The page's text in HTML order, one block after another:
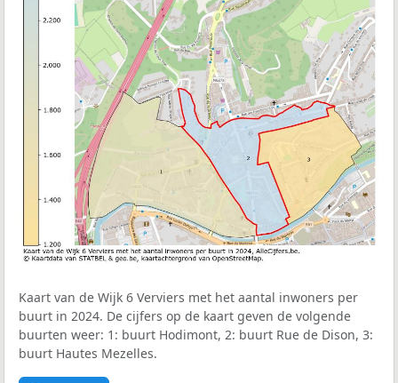
Kaart van de Wijk 6 Verviers met het aantal inwoners per
buurt in 2024. De cijfers op de kaart geven de volgende
buurten weer: 1: buurt Hodimont, 2: buurt Rue de Dison, 3:
buurt Hautes Mezelles.